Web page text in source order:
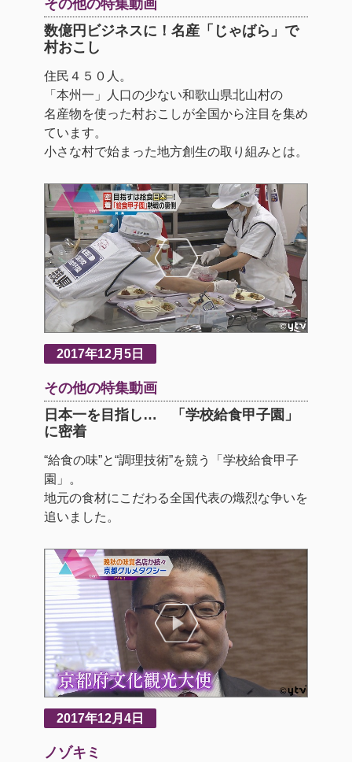
その他の特集動画
数億円ビジネスに！名産「じゃばら」で
村おこし
住民４５０人。
「本州一」人口の少ない和歌山県北山村の
名産物を使った村おこしが全国から注目を集め
ています。
小さな村で始まった地方創生の取り組みとは。
2017年12月5日
その他の特集動画
日本一を目指し… 「学校給食甲子園」
に密着
“給食の味”と“調理技術”を競う「学校給食甲子
園」。
地元の食材にこだわる全国代表の熾烈な争いを
追いました。
2017年12月4日
ノゾキミ